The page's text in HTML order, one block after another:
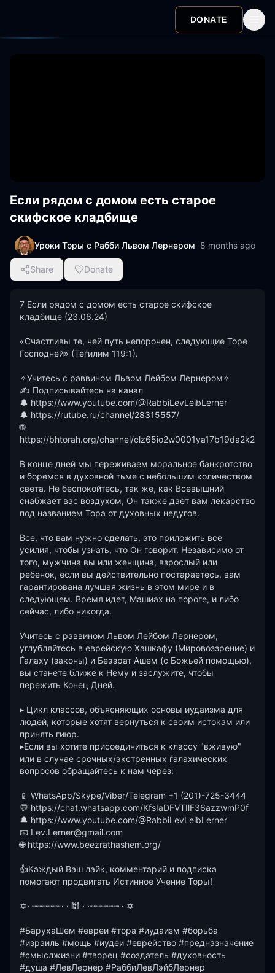
DONATE
Если рядом с домом есть старое
скифское кладбище
Уроки Торы с Рабби Львом Лернером 8 months ago
Share Donate
7 Если рядом с домом есть старое скифское
кладбище (23.06.24)
«Счастливы те, чей путь непорочен, следующие Торе
Господней» (Теѓилим 119:1).
✧Учитесь с раввином Львом Лейбом Лернером✧
✍ Подписывайтесь на канал
🔔 https://www.youtube.com/@RabbiLevLeibLerner
🔔 https://rutube.ru/channel/28315557/
🌐
https://bhtorah.org/channel/clz65io2w0001ya17b19da2k2
В конце дней мы переживаем моральное банкротство
и боремся в духовной тьме с небольшим количеством
света. Не беспокойтесь, так же, как Всевышний
снабжает вас воздухом, Он также дает вам лекарство
под названием Тора от духовных недугов.
Все, что вам нужно сделать, это приложить все
усилия, чтобы узнать, что Он говорит. Независимо от
того, мужчина вы или женщина, взрослый или
ребенок, если вы действительно постараетесь, вам
гарантирована лучшая жизнь в этом мире и в
следующем. Время идет, Машиах на пороге, и либо
сейчас, либо никогда.
Учитесь с раввином Львом Лейбом Лернером,
углубляйтесь в еврейскую Хашкафу (Мировоззрение) и
Ѓалаху (законы) и Беэзрат Ашем (с Божьей помощью),
вы станете ближе к Нему и заслужите, чтобы
пережить Конец Дней.
▸ Цикл классов, объясняющих основы иудаизма для
людей, которые хотят вернуться к своим истокам или
принять гиюр.
▸Если вы хотите присоединиться к классу "вживую"
или в случае срочных/экстренных ѓалахических
вопросов обращайтесь к нам через:
📱 WhatsApp/Skype/Viber/Telegram +1 (201)-725-3444
💬 https://chat.whatsapp.com/KfsIaDFVTIlF36azzwmP0f
🔔 https://www.youtube.com/@RabbiLevLeibLerner
📧 Lev.Lerner@gmail.com
🌐 https://www.beezrathashem.org/
👍Каждый Ваш лайк, комментарий и подписка
помогают продвигать Истинное Учение Торы!
✡· ┈┈┈┈┈┈· · 🕍 · ·┈┈┈┈┈┈ · ✡
#БарухаШем #евреи #тора #иудаизм #борьба
#израиль #мощь #иудеи #еврейство #предназначение
#смыслжизни #творец #создатель #духовность
#душа #ЛевЛернер #РаббиЛевЛэйбЛернер